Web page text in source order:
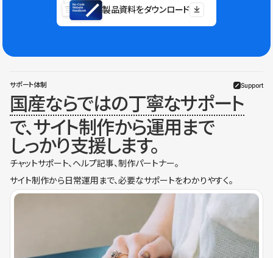
製品資料をダウンロード
サポート体制 Support
国産ならではの丁寧なサポート
で、サイト制作から運用まで
しっかり支援します。
チャットサポート、ヘルプ記事、制作パートナー。
サイト制作から日常運用まで、必要なサポートをわかりやすく。